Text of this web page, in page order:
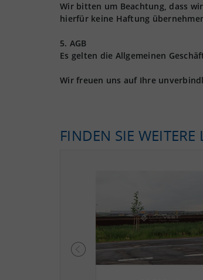
Wir bitten um Beachtung, dass
hierfür keine Haftung
5. AGB
Es gelten die Allgemeinen
Wir freuen uns auf Ihre
FINDEN SIE